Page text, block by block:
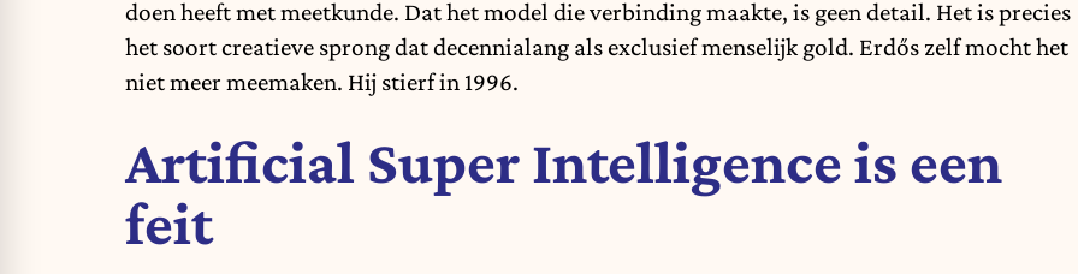
doen heeft met meetkunde. Dat het model die verbinding maakte, is geen detail. Het is precies
het soort creatieve sprong dat decennialang als exclusief menselijk gold. Erdős zelf mocht het
niet meer meemaken. Hij stierf in 1996.
Artificial Super Intelligence is een
feit